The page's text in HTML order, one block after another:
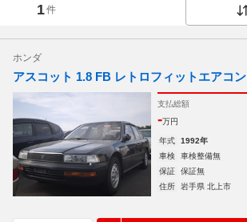
1件
ホンダ
アスコット 1.8 FB レトロフィットエアコン
支払総額
-万円
年式 1992年
車検
車検整備無
保証
保証無
住所
岩手県 北上市